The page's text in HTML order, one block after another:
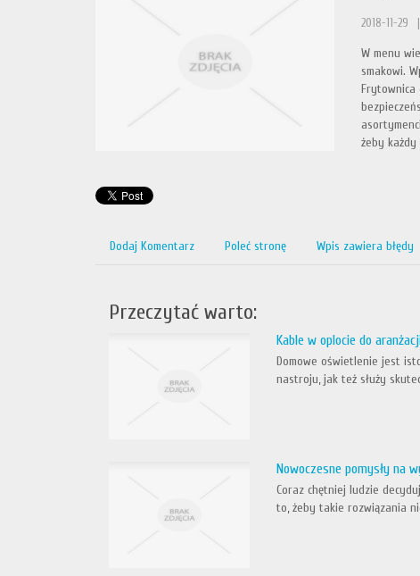
2018-11-29
W menu
smakowi.
Frytownica
żeby
Dodaj Komentarz Poleć stronę Wpis zawiera błędy
Przeczytać warto:
Kable w oplocie do
Domowe oświetlenie jest
nastroju, jak też służy
Nowoczesne pomysły na
Coraz chętniej ludzie
to, żeby takie rozwiązania